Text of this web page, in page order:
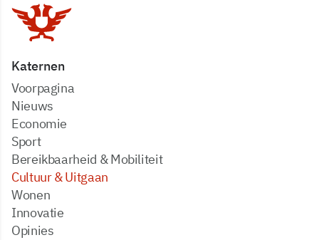
Katernen
Voorpagina
Nieuws
Economie
Sport
Bereikbaarheid & Mobiliteit
Cultuur & Uitgaan
Wonen
Innovatie
Opinies